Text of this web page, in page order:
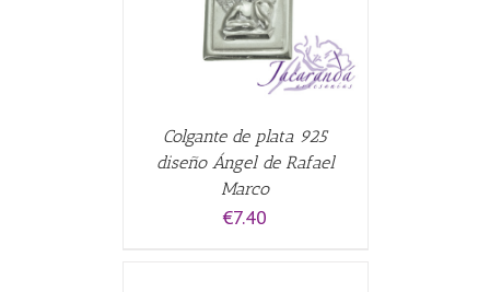
Colgante de plata 925
diseño Ángel de Rafael
Marco
€7.40